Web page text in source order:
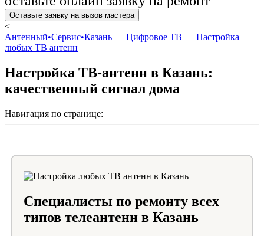
Оставьте заявку на вызов мастера
<
Антенный•Сервис•Казань — Цифровое ТВ — Настройка
любых ТВ антенн
Настройка ТВ-антенн в Казань:
качественный сигнал дома
Навигация по странице:
Специалисты по ремонту всех
типов телеантенн в Казань